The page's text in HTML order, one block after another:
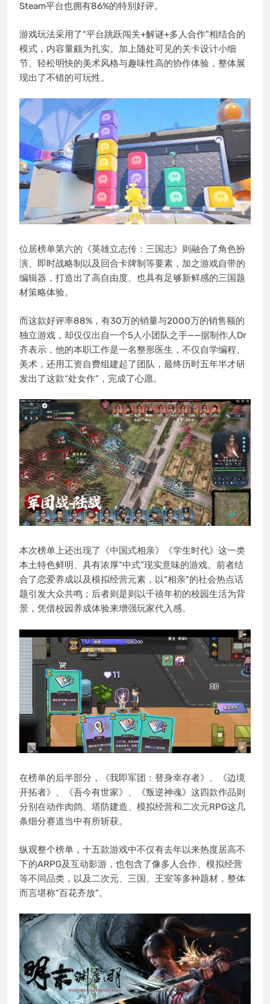
Steam平台也拥有86%的特别好评。
游戏玩法采用了“平台跳跃闯关+解谜+多人合作”相结合的
模式，内容量颇为扎实。加上随处可见的关卡设计小细
节、轻松明快的美术风格与趣味性高的协作体验，整体展
现出了不错的可玩性。
位居榜单第六的《英雄立志传：三国志》则融合了角色扮
演、即时战略制以及回合卡牌制等要素，加之游戏自带的
编辑器，打造出了高自由度、也具有足够新鲜感的三国题
材策略体验。
而这款好评率88%，有30万的销量与2000万的销售额的
独立游戏，却仅仅出自一个5人小团队之手——据制作人Dr
齐表示，他的本职工作是一名整形医生，不仅自学编程、
美术，还用工资自费组建起了团队，最终历时五年半才研
发出了这款“处女作”，完成了心愿。
本次榜单上还出现了《中国式相亲》《学生时代》这一类
本土特色鲜明、具有浓厚“中式”现实意味的游戏。前者结
合了恋爱养成以及模拟经营元素，以“相亲”的社会热点话
题引发大众共鸣；后者则是则以千禧年初的校园生活为背
景，凭借校园养成体验来增强玩家代入感。
在榜单的后半部分，《我即军团：替身幸存者》、《边境
开拓者》、《吾今有世家》、《叛逆神魂》这四款作品则
分别在动作肉鸽、塔防建造、模拟经营和二次元RPG这几
条细分赛道当中有所斩获。
纵观整个榜单，十五款游戏中不仅有去年以来热度居高不
下的ARPG及互动影游，也包含了像多人合作、模拟经营
等不同品类，以及二次元、三国、王室等多种题材，整体
而言堪称“百花齐放”。